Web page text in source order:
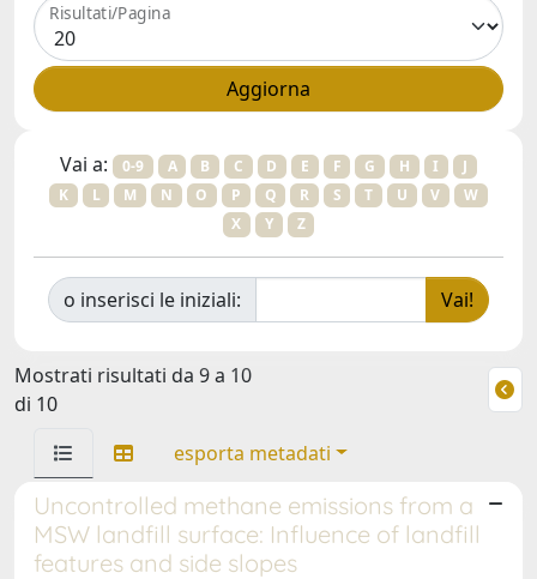
Risultati/Pagina
Vai a: 0-9 A B C D E F G H I
J
K
L M N O P Q R S T U V
W
X
Y Z
o inserisci le iniziali:
Mostrati risultati da 9 a 10
di 10
esporta metadati
Uncontrolled methane emissions from a
MSW landfill surface: Influence of landfill
features and side slopes